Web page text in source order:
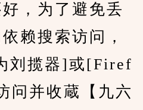
，为了避免丢
赖搜索访问，
刘揽器]或[Firef
问并收蔵【九六